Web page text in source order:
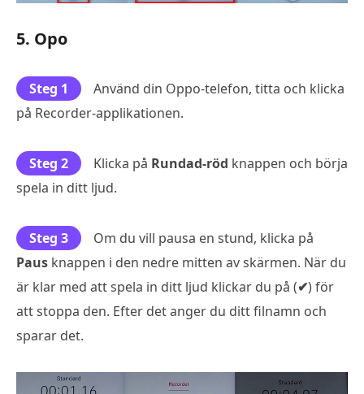
5. Opo
Steg 1
Använd din Oppo-telefon, titta och klicka
på Recorder-applikationen.
Steg 2 Klicka på Rundad-röd knappen och börja
spela in ditt ljud.
Steg 3
Om du vill pausa en stund, klicka på
Paus knappen i den nedre mitten av skärmen. När du
är klar med att spela in ditt ljud klickar du på (✔) för
att stoppa den. Efter det anger du ditt filnamn och
sparar det.